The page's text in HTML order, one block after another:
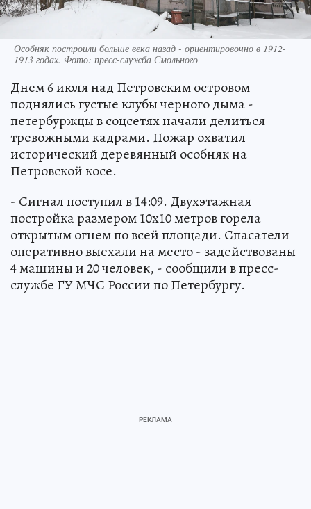
Особняк построили больше века назад - ориентировочно в 1912-
1913 годах. Фото: пресс-служба Смольного
Днем 6 июля над Петровским островом
поднялись густые клубы черного дыма -
петербуржцы в соцсетях начали делиться
тревожными кадрами. Пожар охватил
исторический деревянный особняк на
Петровской косе.
- Сигнал поступил в 14:09. Двухэтажная
постройка размером 10х10 метров горела
открытым огнем по всей площади. Спасатели
оперативно выехали на место - задействованы
4 машины и 20 человек, - сообщили в пресс-
службе ГУ МЧС России по Петербургу.